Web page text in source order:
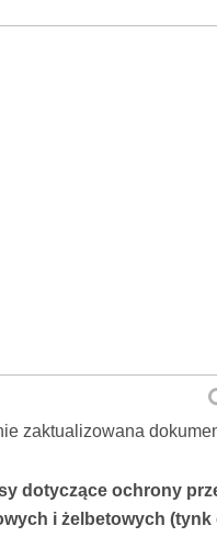
zaktualizowana
dotyczące ochrony
i żelbetowych